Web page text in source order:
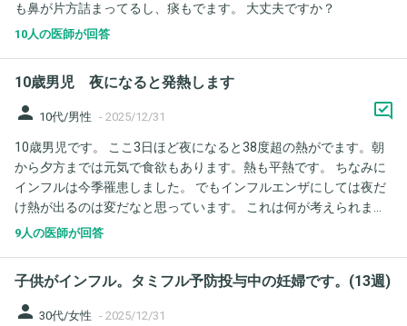
も鼻が片方詰まってるし、痰もでます。 大丈夫ですか？
10人の医師が回答
10歳男児 夜になると発熱します
person 10代/男性 - 2025/12/31
10歳男児です。 ここ3日ほど夜になると38度超の熱がでます。朝
から夕方までは元気で食欲もあります。熱も平熱です。 ちなみに
インフルは今季罹患しました。 でもインフルエンザにしては夜だ
け熱が出るのは変だなと思っています。 これは何が考えられます
か？ 年末年始になり病院も開いていないのですが、（救急に行く
9人の医師が回答
子供がインフル。タミフル予防投与中の妊婦です。(13週)
person 30代/女性 - 2025/12/31